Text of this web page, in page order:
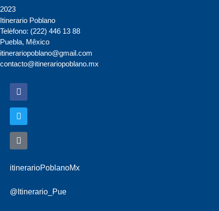
2023
Itinerario Poblano
Telèfono: (222) 446 13 88
Puebla, Mêxico
itinerariopoblano@gmail.com
contacto@itinerariopoblano.mx
itinerarioPoblanoMx
@Itinerario_Pue